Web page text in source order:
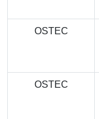
OSTEC
OSTEC